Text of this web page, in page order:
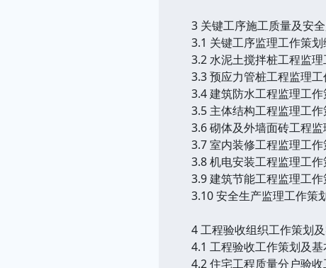
3 关键工序施工质量及安
3.1 关键工序监理工作策划
3.2 水泥土搅拌桩工程监
3.3 预应力管桩工程监理工
3.4 建筑防水工程监理工作
3.5 主体结构工程监理工作
3.6 砌体及外墙面砖工程
3.7 室内装修工程监理工作
3.8 机电安装工程监理工作
3.9 建筑节能工程监理工作
3.10 安全生产监理工作策
4 工程验收组织工作策划
4.1 工程验收工作策划及
4.2 住宅工程质量分户验